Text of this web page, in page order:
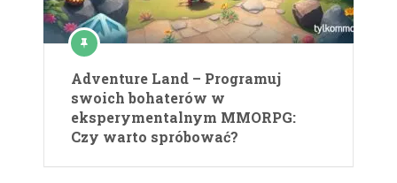
Adventure Land – Programuj
swoich bohaterów w
eksperymentalnym MMORPG:
Czy warto spróbować?